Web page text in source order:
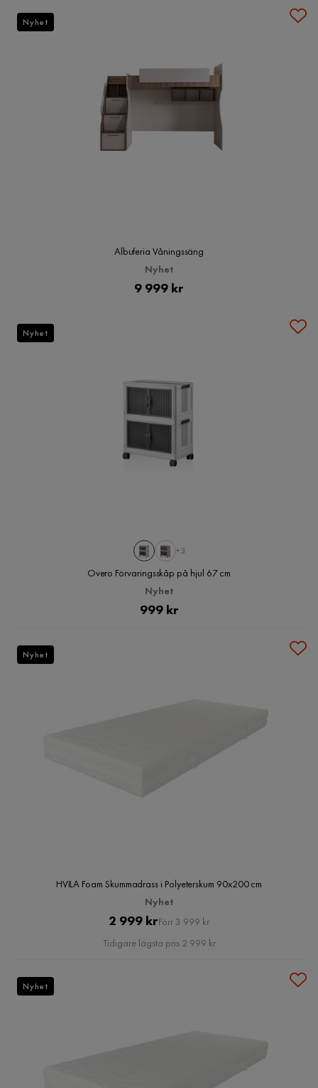
Albuferia Våningssäng
Nyhet
Pris
9 999 kr
Nyhet
+3
Overo Förvaringsskåp på hjul 67 cm
Nyhet
Pris
999 kr
Nyhet
HVILA Foam Skummadrass i Polyeterskum 90x200 cm
Nyhet
Pris
2 999 krOriginal
Pris
Förr 3 999 kr
Tidigare lägsta pris 2 999 kr
Nyhet
Nyhet